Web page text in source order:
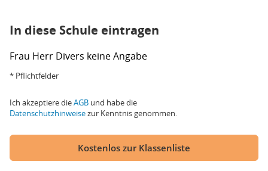
In diese Schule eintragen
Frau Herr Divers keine Angabe
* Pflichtfelder
Ich akzeptiere dieAGB und habe die
Datenschutzhinweisezur Kenntnis genommen.
Kostenlos zur Klassenliste